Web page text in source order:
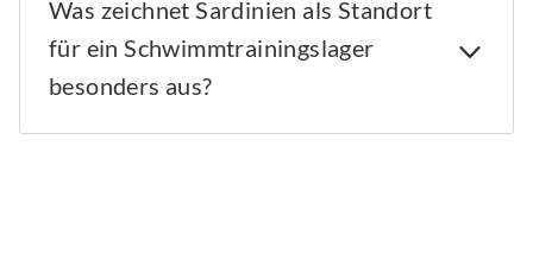
Was zeichnet Sardinien als Standort
für ein Schwimmtrainingslager
besonders aus?